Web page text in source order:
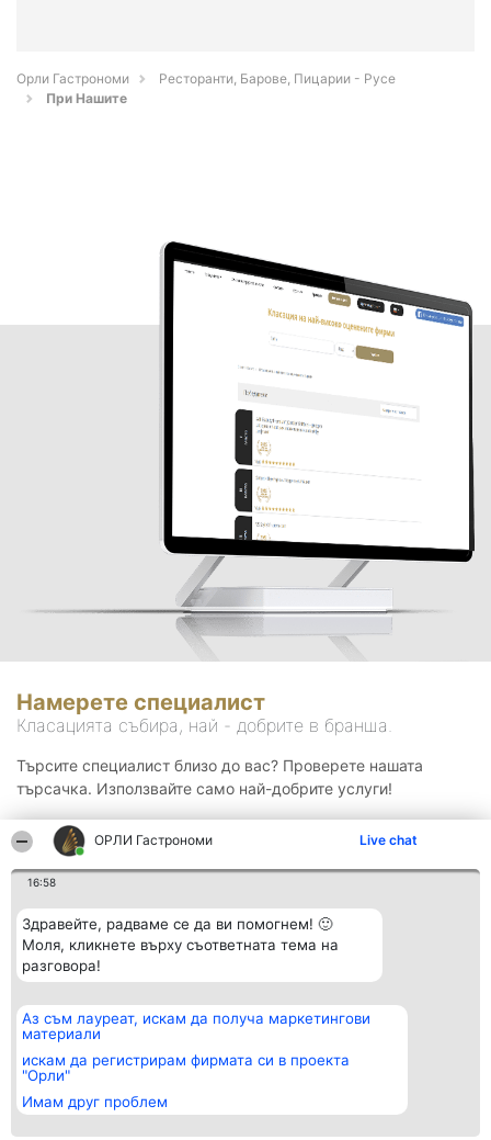
ОРЛИ Гастрономи Live chat
16:58
Здравейте, радваме се да ви помогнем! 🙂
Моля, кликнете върху съответната тема на
разговора!
Аз съм лауреат, искам да получа маркетингови
материали
искам да регистрирам фирмата си в проекта
"Орли"
Имам друг проблем
Орли Гастрономи
Ресторанти, Барове, Пицарии - Русе
При Нашите
Намерете специалист
Класацията събира, най - добрите в бранша.
Търсите специалист близо до вас? Проверете нашата
търсачка. Използвайте само най-добрите услуги!
Организатор на
класиране
BulevardulAleea Timișul De
Sus Nr. 2, Bl. A30, Sc. A, Et.
4, Ap. 13
București 53-238
Класация
всички
Статут/Устав
Контакти